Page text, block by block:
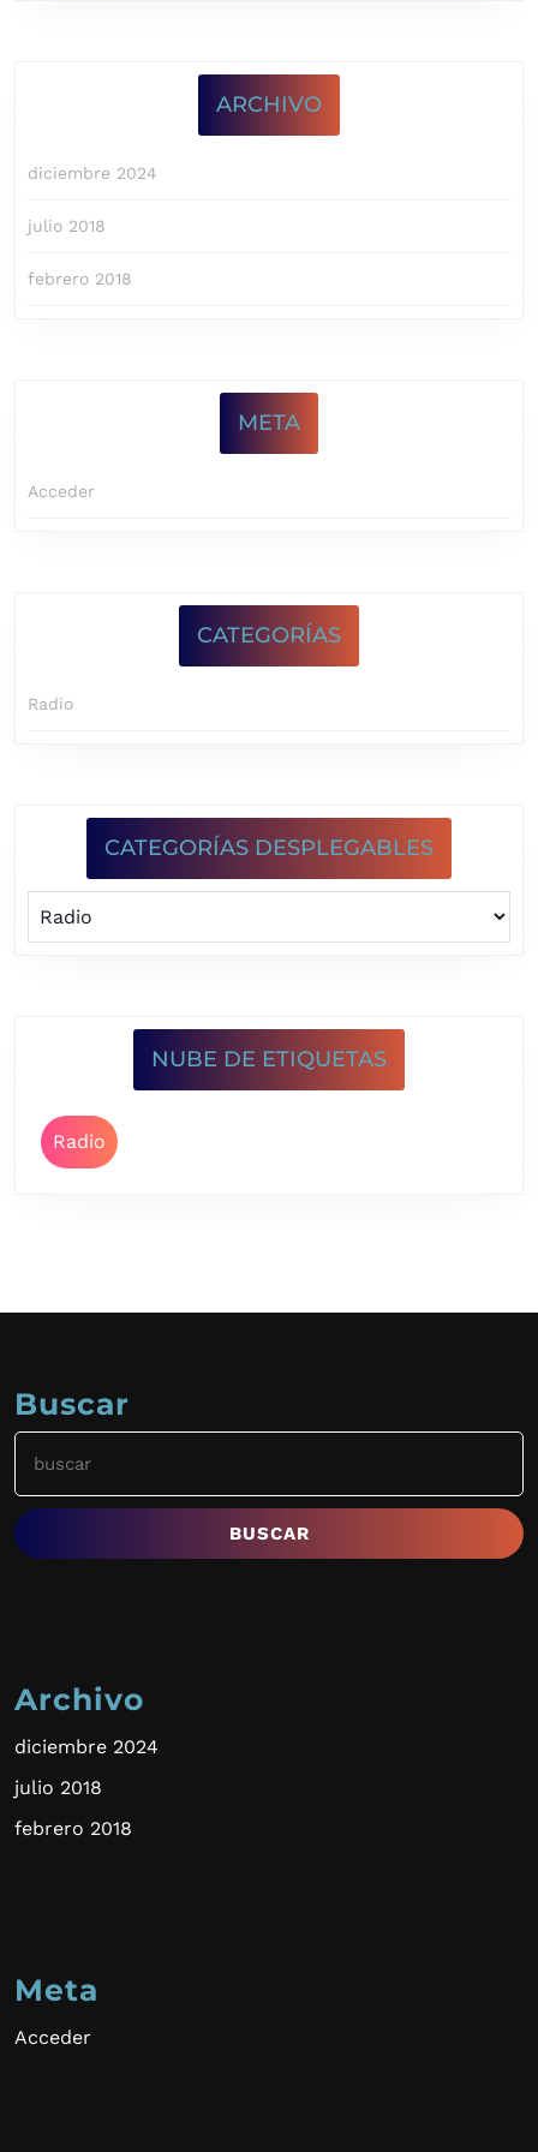
ARCHIVO
diciembre 2024
julio 2018
febrero 2018
META
Acceder
CATEGORÍAS
Radio
CATEGORÍAS DESPLEGABLES
NUBE DE ETIQUETAS
Radio
Buscar
Buscar:
Archivo
diciembre 2024
julio 2018
febrero 2018
Meta
Acceder